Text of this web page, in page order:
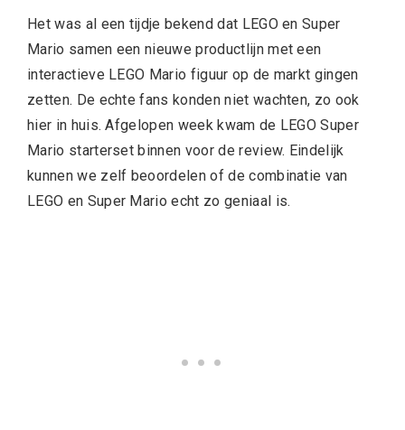
Het was al een tijdje bekend dat LEGO en Super
Mario samen een nieuwe productlijn met een
interactieve LEGO Mario figuur op de markt gingen
zetten. De echte fans konden niet wachten, zo ook
hier in huis. Afgelopen week kwam de LEGO Super
Mario starterset binnen voor de review. Eindelijk
kunnen we zelf beoordelen of de combinatie van
LEGO en Super Mario echt zo geniaal is.